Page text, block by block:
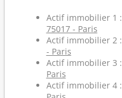
Actif immobilier 1 :
75017 - Paris
Actif immobilier 2 :
- Paris
Actif immobilier 3 :
Paris
Actif immobilier 4 :